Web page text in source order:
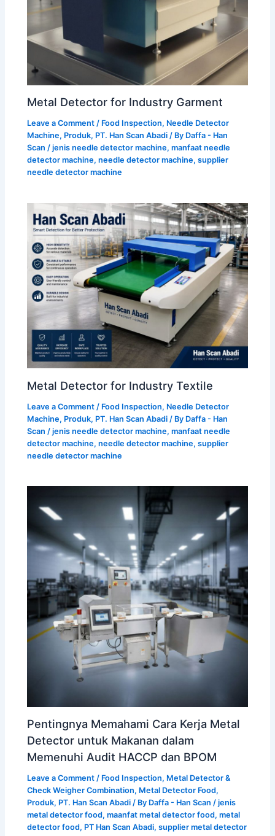
Metal Detector for Industry Garment
Leave a Comment / Food Inspection, Needle Detector
Machine, Produk, PT. Han Scan Abadi / By Daffa - Han
Scan/jenis needle detector machine,manfaat needle
detector machine,needle detector machine,supplier
needle detector machine
Metal Detector for Industry Textile
Leave a Comment / Food Inspection, Needle Detector
Machine, Produk, PT. Han Scan Abadi / By Daffa - Han
Scan /jenis needle detector machine,manfaat needle
detector machine,needle detector machine,supplier
needle detector machine
Pentingnya Memahami Cara Kerja Metal
Detector untuk Makanan dalam
Memenuhi Audit HACCP dan BPOM
Leave a Comment / Food Inspection, Metal Detector &
Check Weigher Combination, Metal Detector Food,
Produk, PT. Han Scan Abadi / By Daffa - Han Scan/jenis
metal detector food,maanfat metal detector food,metal
detector food, PT Han Scan Abadi,supplier metal detector